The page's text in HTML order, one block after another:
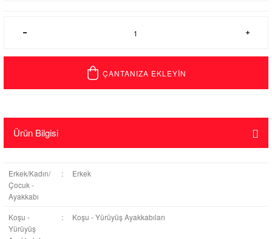
ÇANTANIZA EKLEYİN
Ürün Bilgisi
Erkek/Kadın/
Çocuk -
Ayakkabı
: Erkek
Koşu -
Yürüyüş
: Koşu - Yürüyüş Ayakkabıları